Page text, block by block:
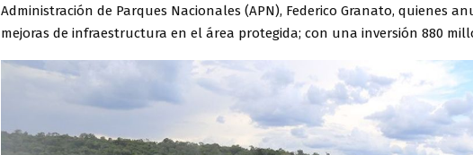
Administración de Parques Nacionales (APN), Federico Granato, quienes
mejoras de infraestructura en el área protegida; con una inversión 880